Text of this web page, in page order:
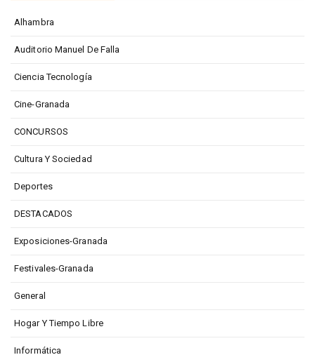
Alhambra
Auditorio Manuel De Falla
Ciencia Tecnología
Cine-Granada
CONCURSOS
Cultura Y Sociedad
Deportes
DESTACADOS
Exposiciones-Granada
Festivales-Granada
General
Hogar Y Tiempo Libre
Informática